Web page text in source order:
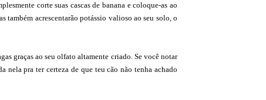
corte suas cascas de banana e coloque-as ao
também acrescentarão potássio valioso ao seu solo, o
graças ao seu olfato altamente criado. Se você notar
nela pra ter certeza de que teu cão não tenha achado